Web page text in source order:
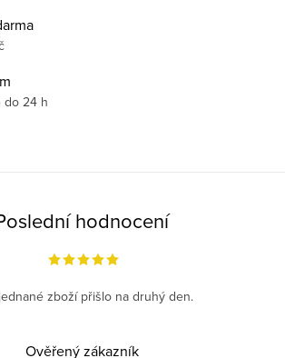
do 24 h
hodnocení
zboží přišlo na druhý den.
Ověřený zákazník